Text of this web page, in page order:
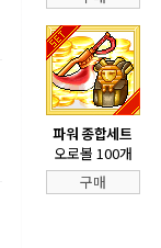
파워 종합세트
오로볼 100개
구매